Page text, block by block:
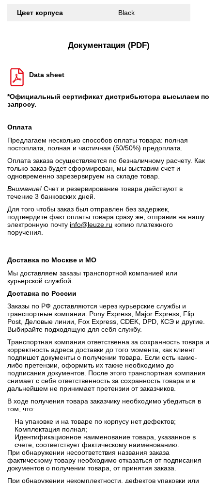
Цвет корпуса Black
Документация (PDF)
Data sheet
*Официальный сертификат дистрибьютора высылаем по
запросу.
Оплата
Предлагаем несколько способов оплаты товара: полная
постоплата, полная и частичная (50/50%) предоплата.
Оплата заказа осуществляется по безналичному расчету. Как
только заказ будет сформирован, мы выставим счет и
одновременно зарезервируем на складе товар.
Внимание! Счет и резервирование товара действуют в
течение 3 банковских дней.
Для того чтобы заказ был отправлен без задержек,
подтвердите факт оплаты товара сразу же, отправив на нашу
электронную почту info@leuze.ru копию платежного
поручения.
Доставка по Москве и МО
Мы доставляем заказы транспортной компанией или
курьерской службой.
Доставка по России
Заказы по РФ доставляются через курьерские службы и
транспортные компании: Pony Express, Major Express, Flip
Post, Деловые линии, Fox Express, CDEK, DPD, КСЭ и другие.
Выбирайте подходящую для себя службу.
Транспортная компания ответственна за сохранность товара и
корректность адреса доставки до того момента, как клиент
подпишет документы о получении товара. Если есть какие-
либо претензии, оформить их также необходимо до
подписания документов. После этого транспортная компания
снимает с себя ответственность за сохранность товара и в
дальнейшем не принимает претензии от заказчиков.
В ходе получения товара заказчику необходимо убедиться в
том, что:
На упаковке и на товаре по корпусу нет дефектов;
Комплектация полная;
Идентификационное наименование товара, указанное в
счете, соответствует фактическому наименованию.
При обнаружении несоответствия названия заказа
фактическому товару необходимо отказаться от подписания
документов о получении товара, от принятия заказа.
При обнаружении некомплектности, дефектов упаковки или